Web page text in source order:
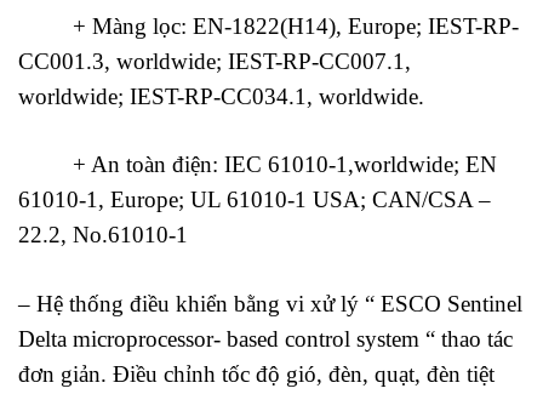
+ Màng lọc: EN-1822(H14), Europe; IEST-RP-
CC001.3, worldwide; IEST-RP-CC007.1,
worldwide; IEST-RP-CC034.1, worldwide.
+ An toàn điện: IEC 61010-1,worldwide; EN
61010-1, Europe; UL 61010-1 USA; CAN/CSA –
22.2, No.61010-1
– Hệ thống điều khiển bằng vi xử lý “ ESCO Sentinel
Delta microprocessor- based control system “ thao tác
đơn giản. Điều chỉnh tốc độ gió, đèn, quạt, đèn tiệt